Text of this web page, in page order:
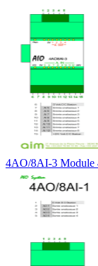
4AO/8AI-3 Module